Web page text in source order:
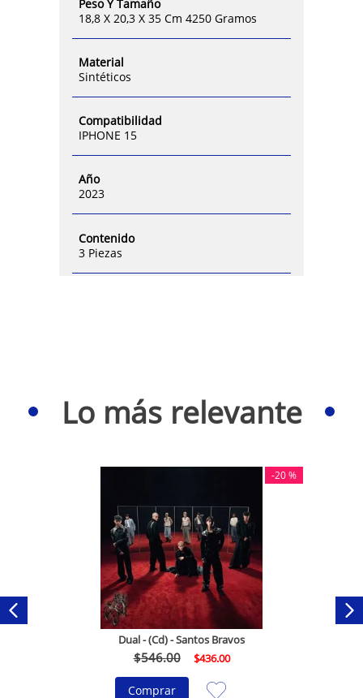
Peso Y Tamaño
18,8 X 20,3 X 35 Cm 4250 Gramos
Material
Sintéticos
Compatibilidad
IPHONE 15
Año
2023
Contenido
3 Piezas
Lo más relevante
-20 %
Dual - (Cd) - Santos Bravos
$546.00 $436.00
Comprar